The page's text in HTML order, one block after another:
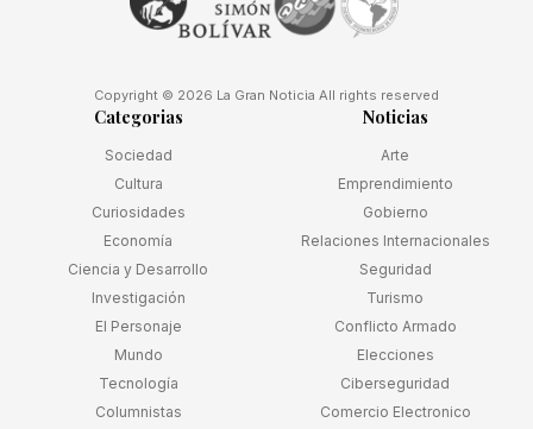
Copyright © 2026 La Gran Noticia All rights reserved
Categorias
Sociedad
Cultura
Curiosidades
Economía
Ciencia y Desarrollo
Investigación
El Personaje
Mundo
Tecnología
Columnistas
Noticias
Arte
Emprendimiento
Gobierno
Relaciones Internacionales
Seguridad
Turismo
Conflicto Armado
Elecciones
Ciberseguridad
Comercio Electronico